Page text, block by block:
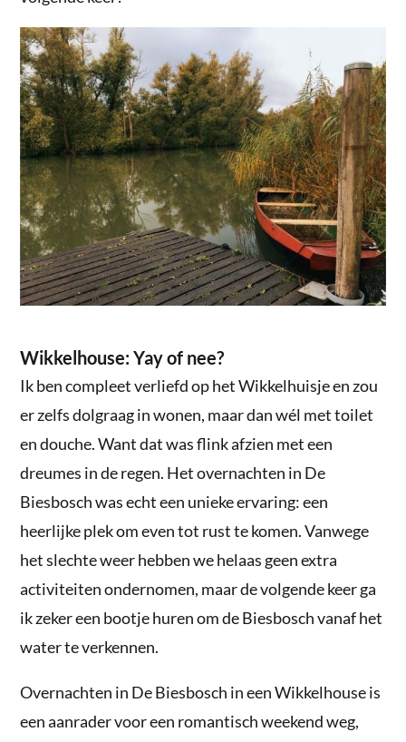
Wikkelhouse: Yay of nee?
Ik ben compleet verliefd op het Wikkelhuisje en zou
er zelfs dolgraag in wonen, maar dan wél met toilet
en douche. Want dat was flink afzien met een
dreumes in de regen. Het overnachten in De
Biesbosch was echt een unieke ervaring: een
heerlijke plek om even tot rust te komen. Vanwege
het slechte weer hebben we helaas geen extra
activiteiten ondernomen, maar de volgende keer ga
ik zeker een bootje huren om de Biesbosch vanaf het
water te verkennen.
Overnachten in De Biesbosch in een Wikkelhouse is
een aanrader voor een romantisch weekend weg,